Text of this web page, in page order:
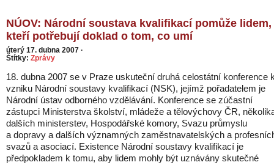
NÚOV: Národní soustava kvalifikací pomůže lidem,
kteří potřebují doklad o tom, co umí
úterý 17. dubna 2007 ·
Štítky: Zprávy
18. dubna 2007 se v Praze uskuteční druhá celostátní konference
vzniku Národní soustavy kvalifikací (NSK), jejímž pořadatelem je
Národní ústav odborného vzdělávání. Konference se zúčastní
zástupci Ministerstva školství, mládeže a tělovýchovy ČR,
dalších ministerstev, Hospodářské komory, Svazu průmyslu
a dopravy a dalších významných zaměstnavatelských a
svazů a asociací. Existence Národní soustavy kvalifikací je
předpokladem k tomu, aby lidem mohly být uznávány skutečné